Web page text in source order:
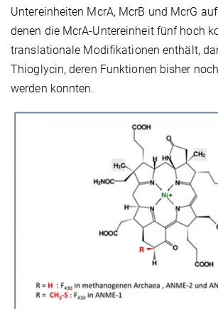
Untereinheiten McrA, McrB und McrG
denen die McrA-Untereinheit fünf hoch
translationale Modifikationen enthält,
Thioglycin, deren Funktionen bisher
werden konnten.